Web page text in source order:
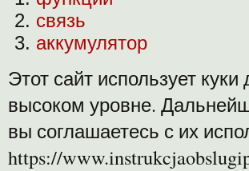
связь
аккумулятор
Этот сайт использует
высоком уровне.
вы соглашаетесь с их
https://